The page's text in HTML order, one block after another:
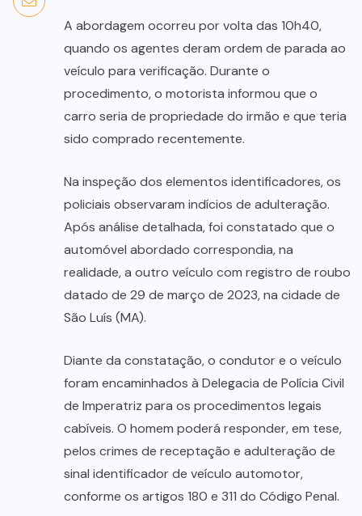
A abordagem ocorreu por volta das 10h40,
quando os agentes deram ordem de parada ao
veículo para verificação. Durante o
procedimento, o motorista informou que o
carro seria de propriedade do irmão e que teria
sido comprado recentemente.
Na inspeção dos elementos identificadores, os
policiais observaram indícios de adulteração.
Após análise detalhada, foi constatado que o
automóvel abordado correspondia, na
realidade, a outro veículo com registro de roubo
datado de 29 de março de 2023, na cidade de
São Luís (MA).
Diante da constatação, o condutor e o veículo
foram encaminhados à Delegacia de Polícia Civil
de Imperatriz para os procedimentos legais
cabíveis. O homem poderá responder, em tese,
pelos crimes de receptação e adulteração de
sinal identificador de veículo automotor,
conforme os artigos 180 e 311 do Código Penal.